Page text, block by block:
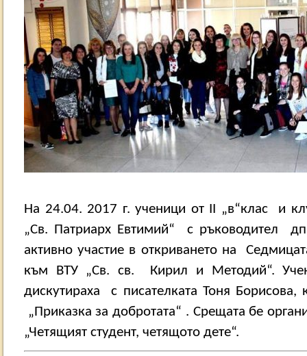
На 24.04. 2017 г. ученици от „в“клас
и
„Св. Патриарх Евтимий“
с ръководител
активно участие в откриването на
към ВТУ „Св. св.
Кирил и Методий“.
дискутираха
с писателката Тоня Борисова,
„Приказка за добротата“ . Срещата бе
„Четящият студент, четящото дете“.